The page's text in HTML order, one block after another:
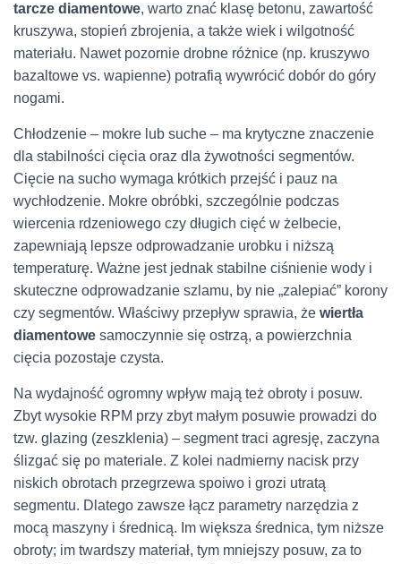
tarcze diamentowe, warto znać klasę betonu, zawartość
kruszywa, stopień zbrojenia, a także wiek i wilgotność
materiału. Nawet pozornie drobne różnice (np. kruszywo
bazaltowe vs. wapienne) potrafią wywrócić dobór do góry
nogami.
Chłodzenie – mokre lub suche – ma krytyczne znaczenie
dla stabilności cięcia oraz dla żywotności segmentów.
Cięcie na sucho wymaga krótkich przejść i pauz na
wychłodzenie. Mokre obróbki, szczególnie podczas
wiercenia rdzeniowego czy długich cięć w żelbecie,
zapewniają lepsze odprowadzanie urobku i niższą
temperaturę. Ważne jest jednak stabilne ciśnienie wody i
skuteczne odprowadzanie szlamu, by nie „zalepiać” korony
czy segmentów. Właściwy przepływ sprawia, że wiertła
diamentowe samoczynnie się ostrzą, a powierzchnia
cięcia pozostaje czysta.
Na wydajność ogromny wpływ mają też obroty i posuw.
Zbyt wysokie RPM przy zbyt małym posuwie prowadzi do
tzw. glazing (zeszklenia) – segment traci agresję, zaczyna
ślizgać się po materiale. Z kolei nadmierny nacisk przy
niskich obrotach przegrzewa spoiwo i grozi utratą
segmentu. Dlatego zawsze łącz parametry narzędzia z
mocą maszyny i średnicą. Im większa średnica, tym niższe
obroty; im twardszy materiał, tym mniejszy posuw, za to